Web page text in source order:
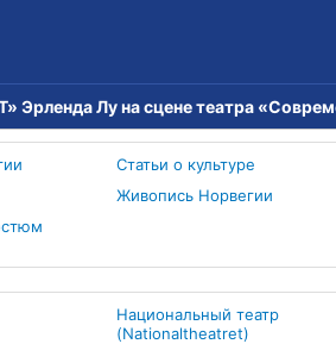
Эрленда Лу на сцене театра
Статьи о культуре
Живопись Норвегии
Национальный театр
(Nationaltheatret)